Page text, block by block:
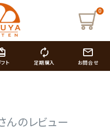
0
ト
autorenew
定期購入
mail_outline
お問合せ
んのレビュー